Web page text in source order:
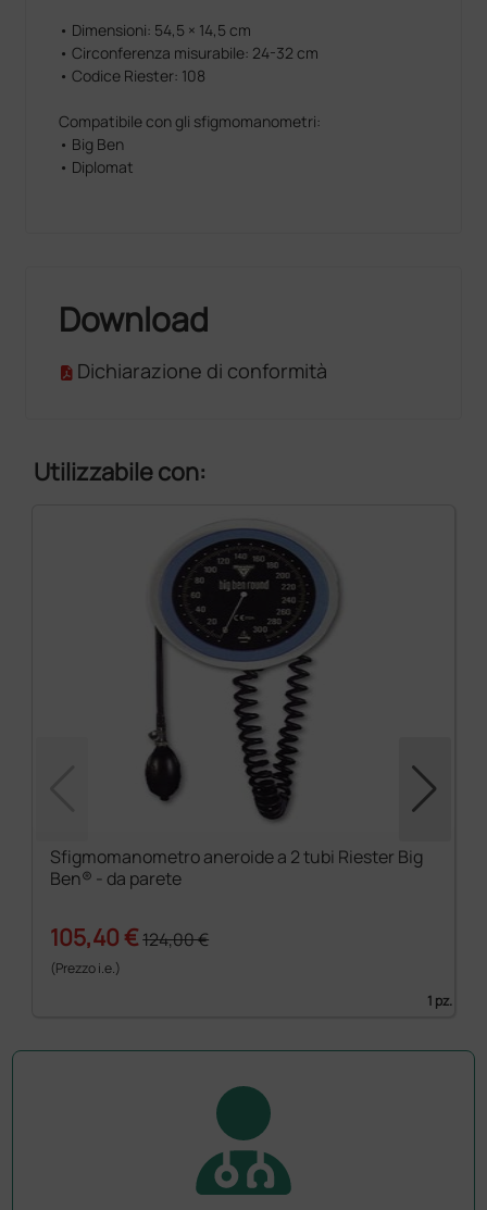
• Dimensioni: 54,5 × 14,5 cm
• Circonferenza misurabile: 24-32 cm
• Codice Riester: 108
Compatibile con gli sfigmomanometri:
• Big Ben
• Diplomat
Download
Dichiarazione di conformità
Utilizzabile con:
Sfigmomanometro aneroide a 2 tubi Riester Big
Ben® - da parete
105,40 €124,00 €
(Prezzo i.e.)
1 pz.